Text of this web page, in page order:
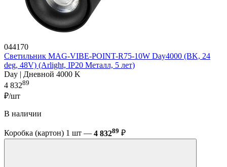
044170
Светильник MAG-VIBE-POINT-R75-10W Day4000 (BK, 24
deg, 48V) (Arlight, IP20 Металл, 5 лет)
Day | Дневной 4000 K
4 83289
₽/шт
В наличии
Коробка (картон) 1 шт — 4 83289 ₽